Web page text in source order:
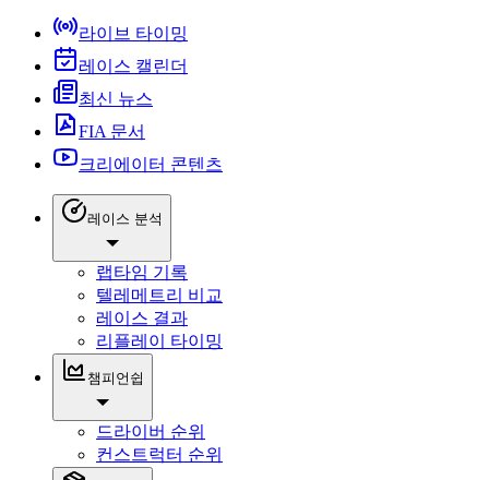
라이브 타이밍
레이스 캘린더
최신 뉴스
FIA 문서
크리에이터 콘텐츠
레이스 분석
랩타임 기록
텔레메트리 비교
레이스 결과
리플레이 타이밍
챔피언쉽
드라이버 순위
컨스트럭터 순위